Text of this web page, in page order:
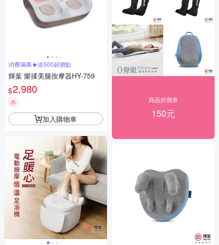
消費滿萬★送500超贈點
輝葉 樂揉美腿按摩器HY-759
$2,980
券
加入購物車
商品折價券
150元